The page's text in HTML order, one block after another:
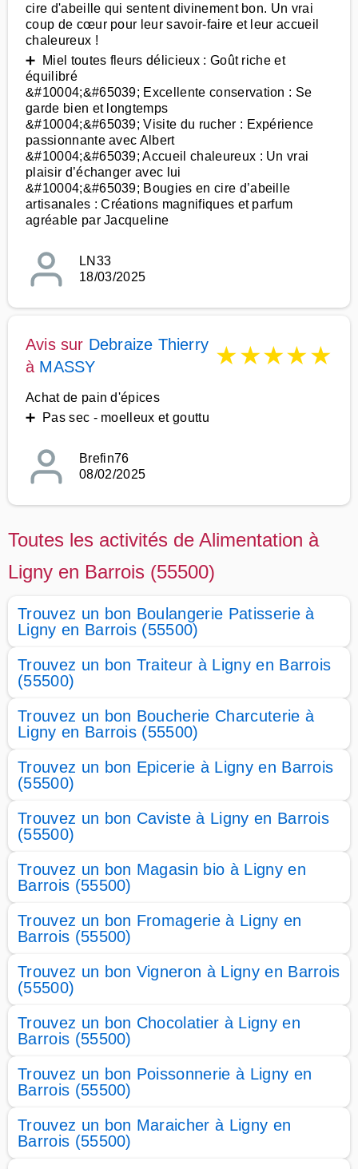
cire d'abeille qui sentent divinement bon. Un vrai
coup de cœur pour leur savoir-faire et leur accueil
chaleureux !
➕ Miel toutes fleurs délicieux : Goût riche et
équilibré
&#10004;&#65039; Excellente conservation : Se
garde bien et longtemps
&#10004;&#65039; Visite du rucher : Expérience
passionnante avec Albert
&#10004;&#65039; Accueil chaleureux : Un vrai
plaisir d’échanger avec lui
&#10004;&#65039; Bougies en cire d’abeille
artisanales : Créations magnifiques et parfum
agréable par Jacqueline
LN33
18/03/2025
Avis sur Debraize Thierry
à MASSY ★★★★★
Achat de pain d'épices
➕ Pas sec - moelleux et gouttu
Brefin76
08/02/2025
Toutes les activités de Alimentation à
Ligny en Barrois (55500)
Trouvez un bon Boulangerie Patisserie à
Ligny en Barrois (55500)
Trouvez un bon Traiteur à Ligny en Barrois
(55500)
Trouvez un bon Boucherie Charcuterie à
Ligny en Barrois (55500)
Trouvez un bon Epicerie à Ligny en Barrois
(55500)
Trouvez un bon Caviste à Ligny en Barrois
(55500)
Trouvez un bon Magasin bio à Ligny en
Barrois (55500)
Trouvez un bon Fromagerie à Ligny en
Barrois (55500)
Trouvez un bon Vigneron à Ligny en Barrois
(55500)
Trouvez un bon Chocolatier à Ligny en
Barrois (55500)
Trouvez un bon Poissonnerie à Ligny en
Barrois (55500)
Trouvez un bon Maraicher à Ligny en
Barrois (55500)